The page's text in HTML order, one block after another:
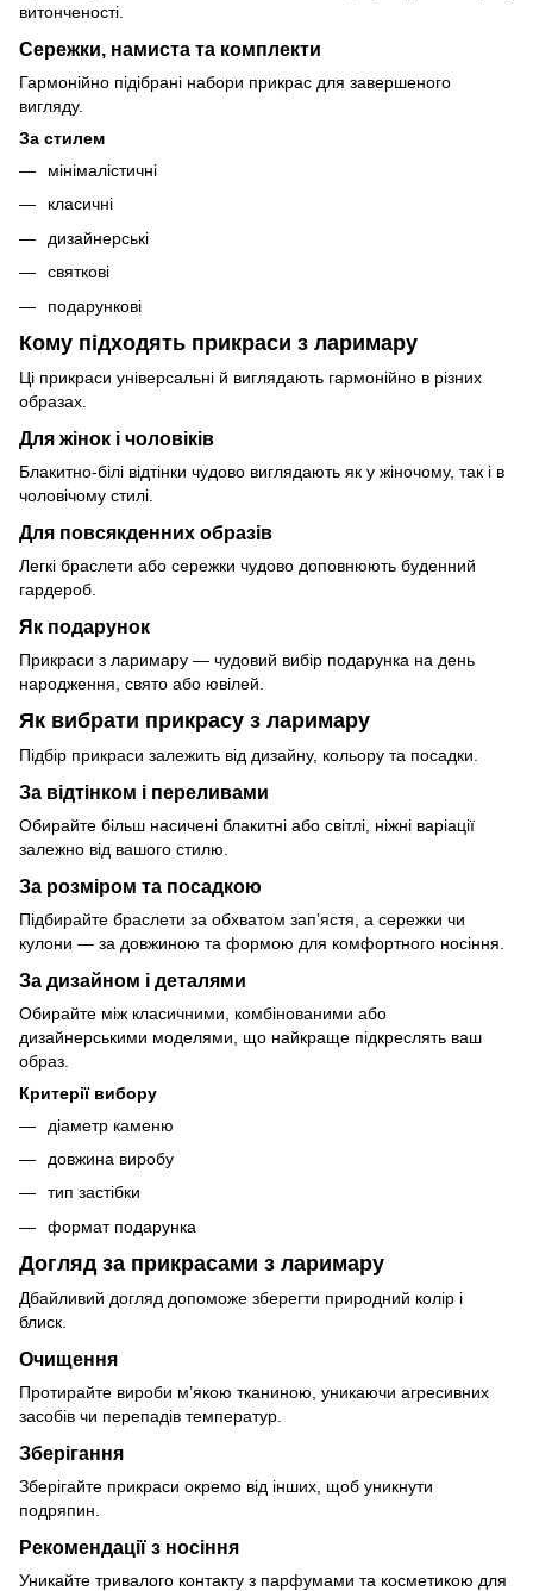
витонченості.
Сережки, намиста та комплекти
Гармонійно підібрані набори прикрас для завершеного
вигляду.
За стилем
мінімалістичні
класичні
дизайнерські
святкові
подарункові
Кому підходять прикраси з ларимару
Ці прикраси універсальні й виглядають гармонійно в різних
образах.
Для жінок і чоловіків
Блакитно-білі відтінки чудово виглядають як у жіночому, так і в
чоловічому стилі.
Для повсякденних образів
Легкі браслети або сережки чудово доповнюють буденний
гардероб.
Як подарунок
Прикраси з ларимару — чудовий вибір подарунка на день
народження, свято або ювілей.
Як вибрати прикрасу з ларимару
Підбір прикраси залежить від дизайну, кольору та посадки.
За відтінком і переливами
Обирайте більш насичені блакитні або світлі, ніжні варіації
залежно від вашого стилю.
За розміром та посадкою
Підбирайте браслети за обхватом зап’ястя, а сережки чи
кулони — за довжиною та формою для комфортного носіння.
За дизайном і деталями
Обирайте між класичними, комбінованими або
дизайнерськими моделями, що найкраще підкреслять ваш
образ.
Критерії вибору
діаметр каменю
довжина виробу
тип застібки
формат подарунка
Догляд за прикрасами з ларимару
Дбайливий догляд допоможе зберегти природний колір і
блиск.
Очищення
Протирайте вироби м’якою тканиною, уникаючи агресивних
засобів чи перепадів температур.
Зберігання
Зберігайте прикраси окремо від інших, щоб уникнути
подряпин.
Рекомендації з носіння
Уникайте тривалого контакту з парфумами та косметикою для